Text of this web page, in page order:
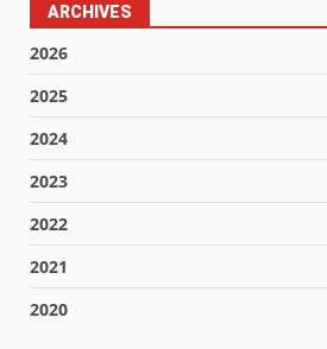
ARCHIVES
2026
2025
2024
2023
2022
2021
2020